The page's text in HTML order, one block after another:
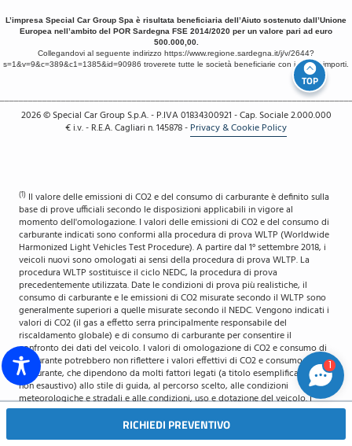
RICHIEDI PREVENTIVO
L’impresa Special Car Group Spa è risultata beneficiaria dell’Aiuto sostenuto dall’Unione
Europea nell’ambito del POR Sardegna FSE 2014/2020 per un valore pari ad euro
500.000,00.
Collegandovi al seguente indirizzo https://www.regione.sardegna.it/j/v/2644?
s=1&v=9&c=389&c1=1385&id=90986 troverete tutte le società beneficiarie con i relativi importi.
TOP
2026© Special Car Group S.p.A. - P.IVA 01834300921 - Cap. Sociale 2.000.000
€ i.v. - R.E.A. Cagliari n. 145878- Privacy & Cookie Policy
(1) Il valore delle emissioni di CO2 e del consumo di carburante è definito sulla
base di prove ufficiali secondo le disposizioni applicabili in vigore al
momento dell'omologazione. I valori delle emissioni di CO2 e del consumo di
carburante indicati sono conformi alla procedura di prova WLTP (Worldwide
Harmonized Light Vehicles Test Procedure). A partire dal 1° settembre 2018, i
veicoli nuovi sono omologati ai sensi della procedura di prova WLTP. La
procedura WLTP sostituisce il ciclo NEDC, la procedura di prova
precedentemente utilizzata. Date le condizioni di prova più realistiche, il
consumo di carburante e le emissioni di CO2 misurate secondo il WLTP sono
generalmente superiori a quelle misurate secondo il NEDC. Vengono indicati i
valori di CO2 (il gas a effetto serra principalmente responsabile del
riscaldamento globale) e di consumo di carburante per consentire il
confronto dei dati del veicolo. I valori di omologazione di CO2 e consumo di
carburante potrebbero non riflettere i valori effettivi di CO2 e consumo di
carburante, che dipendono da molti fattori legati (a titolo esemplificativo ma
non esaustivo) allo stile di guida, al percorso scelto, alle condizioni
meteorologiche e stradali e alle condizioni, uso e dotazione del veicolo. I
valori riportati di CO2 e consumo di carburante si riferiscono alla versione
base del veicolo e possono variare durante la fase di configurazione
successiva a seconda del tipo di equipaggiamento e / o delle dimensioni
1